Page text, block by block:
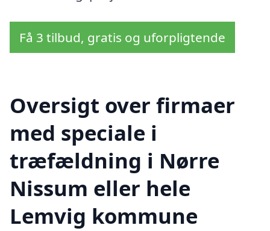
Få 3 tilbud, gratis og uforpligtende
Oversigt over firmaer
med speciale i
træfældning i Nørre
Nissum eller hele
Lemvig kommune